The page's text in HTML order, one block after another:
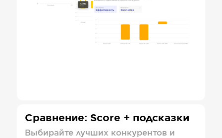
Сравнение: Score + подсказки
Выбирайте лучших конкурентов и